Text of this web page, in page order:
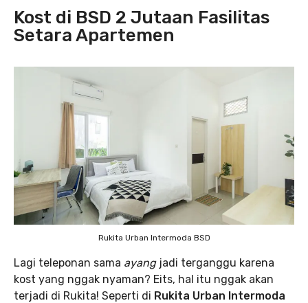
Kost di BSD 2 Jutaan Fasilitas
Setara Apartemen
Rukita Urban Intermoda BSD
Lagi teleponan sama ayangjadi terganggu karena
kost yang nggak nyaman? Eits, hal itu nggak akan
terjadi di Rukita! Seperti di Rukita Urban Intermoda